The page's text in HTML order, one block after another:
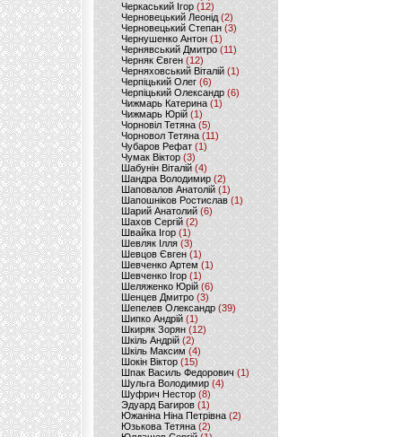
Черкаський Ігор (12)
Черновецький Леонід(2)
Черновецький Степан (3)
Чернушенко Антон (1)
Чернявський Дмитро(11)
Черняк Євген(12)
Черняховський Віталій (1)
Черпіцький Олег (6)
Черпіцький Олександр (6)
Чижмарь Катерина (1)
Чижмарь Юрій (1)
Чорновіл Тетяна (5)
Чорновол Тетяна (11)
Чубаров Рефат (1)
Чумак Віктор(3)
Шабунін Віталій (4)
Шандра Володимир (2)
Шаповалов Анатолій(1)
Шапошніков Ростислав(1)
Шарий Анатолий(6)
Шахов Сергій(2)
Швайка Ігор (1)
Шевляк Ілля (3)
Шевцов Євген (1)
Шевченко Артем(1)
Шевченко Ігор(1)
Шеляженко Юрій (6)
Шенцев Дмитро (3)
Шепелев Олександр (39)
Шипко Андрій(1)
Шкиряк Зорян(12)
Шкіль Андрій(2)
Шкіль Максим (4)
Шокін Віктор (15)
Шпак Василь Федорович (1)
Шульга Володимир (4)
Шуфрич Нестор(8)
Эдуард Багиров (1)
Южаніна Ніна Петрівна (2)
Юзькова Тетяна(2)